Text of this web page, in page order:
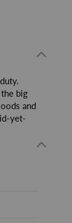
big
and
yet-